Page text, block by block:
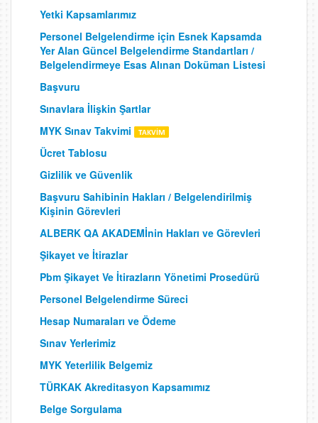
Yetki Kapsamlarımız
Personel Belgelendirme için Esnek Kapsamda
Yer Alan Güncel Belgelendirme Standartları /
Belgelendirmeye Esas Alınan Doküman Listesi
Başvuru
Sınavlara İlişkin Şartlar
MYK Sınav Takvimi
Ücret Tablosu
Gizlilik ve Güvenlik
Başvuru Sahibinin Hakları / Belgelendirilmiş
Kişinin Görevleri
ALBERK QA AKADEMİnin Hakları ve Görevleri
Şikayet ve İtirazlar
Pbm Şikayet Ve İtirazların Yönetimi Prosedürü
Personel Belgelendirme Süreci
Hesap Numaraları ve Ödeme
Sınav Yerlerimiz
MYK Yeterlilik Belgemiz
TÜRKAK Akreditasyon Kapsamımız
Belge Sorgulama